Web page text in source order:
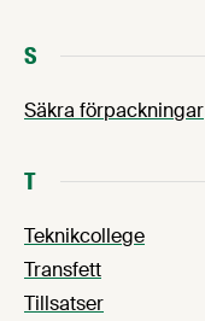
S
Säkra förpackningar
T
Teknikcollege
Transfett
Tillsatser